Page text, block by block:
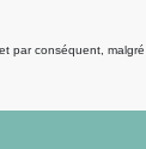
par conséquent,